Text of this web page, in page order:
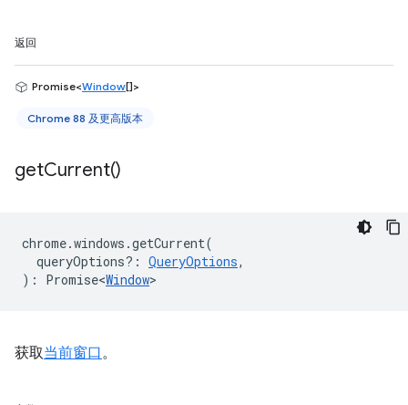
返回
Promise<Window[]>
Chrome 88 及更高版本
getCurrent()
chrome.windows .getCurrent(
queryOptions? : QueryOptions,
) : Promise<Window>
获取当前窗口。